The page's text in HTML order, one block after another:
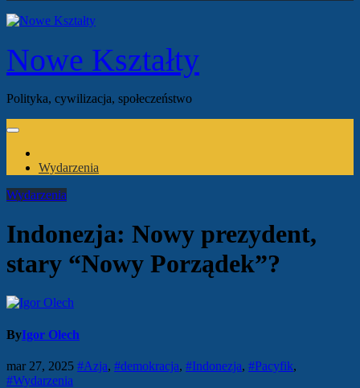
Nowe Kształty
Polityka, cywilizacja, społeczeństwo
Wydarzenia
Wydarzenia
Indonezja: Nowy prezydent,
stary “Nowy Porządek”?
ByIgor Olech
mar 27, 2025 #Azja, #demokracja, #Indonezja, #Pacyfik,
#Wydarzenia